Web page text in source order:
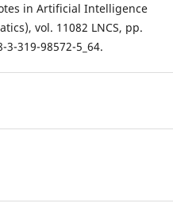
in Artificial Intelligence
vol. 11082 LNCS, pp.
3-319-98572-5_64.